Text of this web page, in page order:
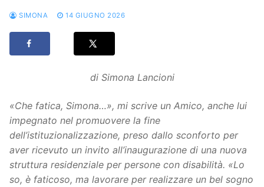
SIMONA 14 GIUGNO 2026
di Simona Lancioni
«Che fatica, Simona…», mi scrive un Amico, anche lui
impegnato nel promuovere la fine
dell’istituzionalizzazione, preso dallo sconforto per
aver ricevuto un invito all’inaugurazione di una nuova
struttura residenziale per persone con disabilità. «Lo
so, è faticoso, ma lavorare per realizzare un bel sogno